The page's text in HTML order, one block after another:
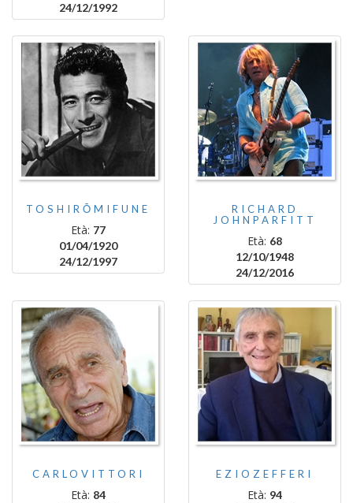
24/12/1992
TOSHIRŌMIFUNE
Età: 77
01/04/1920
24/12/1997
RICHARD
JOHNPARFITT
Età: 68
12/10/1948
24/12/2016
CARLOVITTORI
Età: 84
EZIOZEFFERI
Età: 94